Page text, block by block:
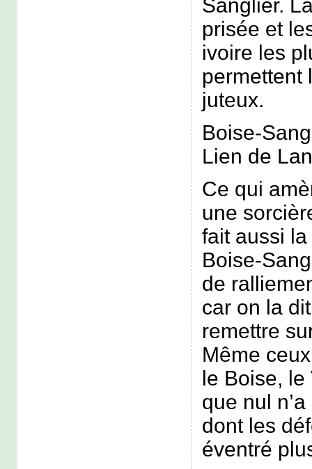
Sanglier.
prisée et
ivoire les
permettent
juteux.
Boise-
Lien de
Ce qui
une
fait aussi
Boise-
de
car on la
remettre
Même
le Boise,
que nul
dont les
éventré